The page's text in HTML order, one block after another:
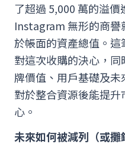
了超過 5,000 萬的溢
Instagram 無形的商譽
於帳面的資產總值。
對這次收購的決心，
牌價值、用戶基礎及
對於整合資源後能提
心。
未來如何被減列（或攤